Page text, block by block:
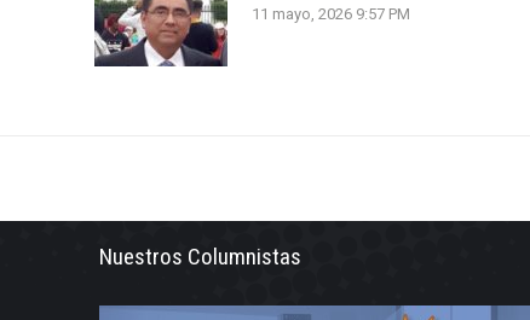
11 mayo, 2026 9:57 PM
Nuestros Columnistas